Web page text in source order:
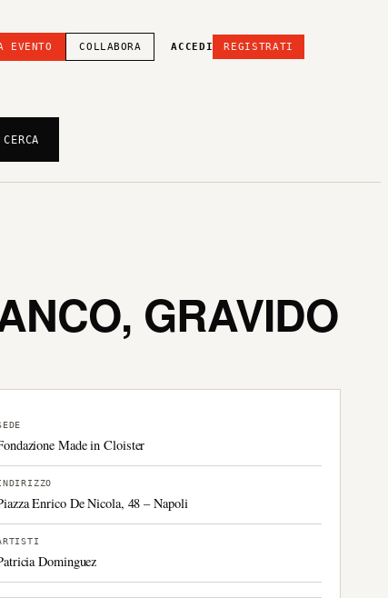
EVENTO COLLABORA ACCEDI REGISTRATI
CERCA
GRAVIDO
Made in Cloister
Enrico De Nicola, 48 – Napoli
Dominguez